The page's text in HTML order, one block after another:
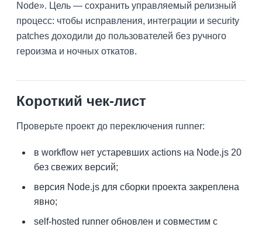
Node». Цель — сохранить управляемый релизный
процесс: чтобы исправления, интеграции и security
patches доходили до пользователей без ручного
героизма и ночных откатов.
Короткий чек-лист
Проверьте проект до переключения runner:
в workflow нет устаревших actions на Node.js 20
без свежих версий;
версия Node.js для сборки проекта закреплена
явно;
self-hosted runner обновлен и совместим с